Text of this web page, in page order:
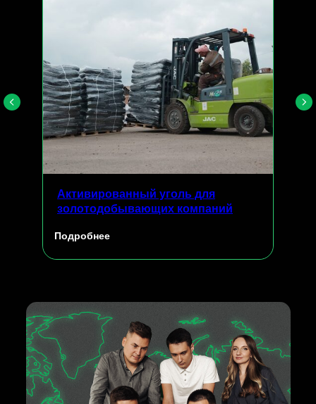
Активированный уголь для
золотодобывающих компаний
Подробнее